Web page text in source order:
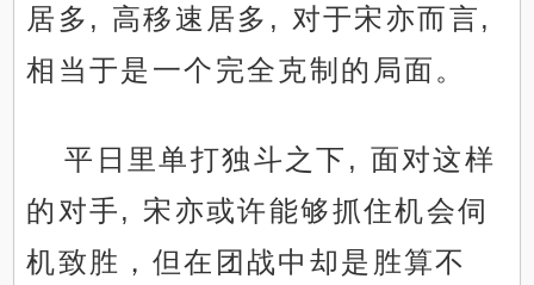
居多, 高移速居多, 对于宋亦而言,
相当于是一个完全克制的局面。
平日里单打独斗之下, 面对这样
的对手, 宋亦或许能够抓住机会伺
机致胜，但在团战中却是胜算不